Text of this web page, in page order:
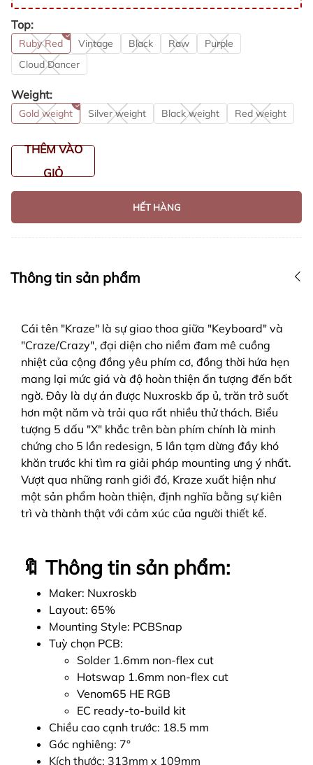
Top:
Ruby Red Vintage Black Raw
Purple
Cloud Dancer
Weight:
Gold weight Silver weight Black weight Red weight
THÊM VÀO
GIỎ
HẾT HÀNG
Thông tin sản phẩm
Cái tên "Kraze" là sự giao thoa giữa "Keyboard" và
"Craze/Crazy", đại diện cho niềm đam mê cuồng
nhiệt của cộng đồng yêu phím cơ, đồng thời hứa hẹn
mang lại mức giá và độ hoàn thiện ấn tượng đến bất
ngờ. Đây là dự án được Nuxroskb ấp ủ, trăn trở suốt
hơn một năm và trải qua rất nhiều thử thách. Biểu
tượng 5 dấu "X" khắc trên bàn phím chính là minh
chứng cho 5 lần redesign, 5 lần tạm dừng đầy khó
khăn trước khi tìm ra giải pháp mounting ưng ý nhất.
Vượt qua những ranh giới đó, Kraze xuất hiện như
một sản phẩm hoàn thiện, định nghĩa bằng sự kiên
trì và thành thật với cảm xúc của người thiết kế.
🔖 Thông tin sản phẩm:
Maker: Nuxroskb
Layout: 65%
Mounting Style: PCBSnap
Tuỳ chọn PCB:
Solder 1.6mm non-flex cut
Hotswap 1.6mm non-flex cut
Venom65 HE RGB
EC ready-to-build kit
Chiều cao cạnh trước: 18.5 mm
Góc nghiêng: 7°
Kích thước: 313mm x 109mm